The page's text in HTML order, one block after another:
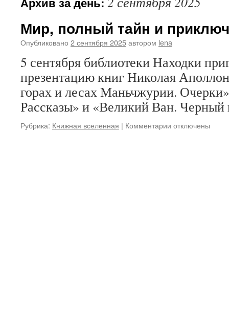
Мир, полный тайн и
Опубликовано 2 сентября 2025автором lena
5 сентября библиотеки Находки
презентацию книг Николая
горах и лесах Маньчжурии.
Рассказы» и «Великий Ван. Черный
Рубрика: Книжная вселенная | Комментарии котключены